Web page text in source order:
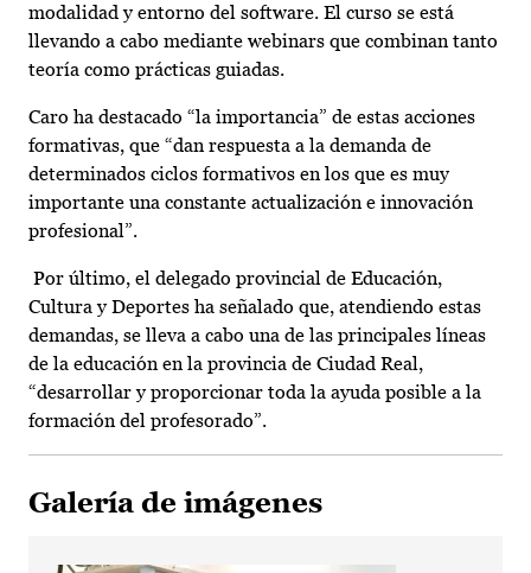
modalidad y entorno del software. El curso se está
llevando a cabo mediante webinars que combinan tanto
teoría como prácticas guiadas.
Caro ha destacado “la importancia” de estas acciones
formativas, que “dan respuesta a la demanda de
determinados ciclos formativos en los que es muy
importante una constante actualización e innovación
profesional”.
Por último, el delegado provincial de Educación,
Cultura y Deportes ha señalado que, atendiendo estas
demandas, se lleva a cabo una de las principales líneas
de la educación en la provincia de Ciudad Real,
“desarrollar y proporcionar toda la ayuda posible a la
formación del profesorado”.
Galería de imágenes